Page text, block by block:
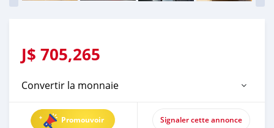
J$ 705,265
Convertir la monnaie
Promouvoir Signaler cette annonce